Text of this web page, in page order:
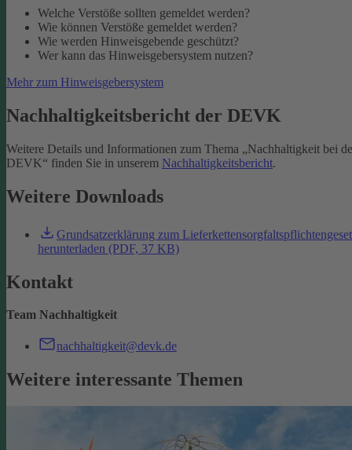
Welche Verstöße sollten gemeldet werden?
Wie können Verstöße gemeldet werden?
Wie werden Hinweisgebende geschützt?
Wer kann das Hinweisgebersystem nutzen?
Mehr zum Hinweisgebersystem
Nachhaltigkeitsbericht der DEVK
Weitere Details und Informationen zum Thema „Nachhaltigkeit bei
DEVK“ finden Sie in unserem Nachhaltigkeitsbericht.
Weitere Downloads
Grundsatzerklärung zum
herunterladen (PDF, 37 KB)
Kontakt
Team Nachhaltigkeit
nachhaltigkeit@devk.de
Weitere interessante Themen